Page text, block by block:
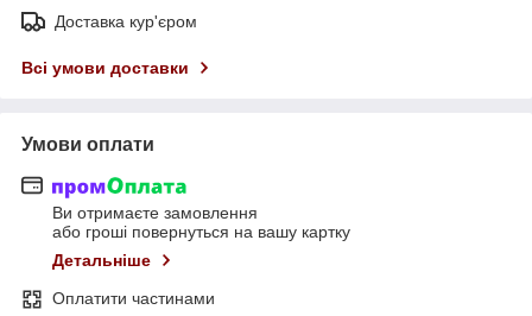
Доставка кур'єром
Всі умови доставки
Умови оплати
Ви отримаєте замовлення
або гроші повернуться на вашу картку
Детальніше
Оплатити частинами